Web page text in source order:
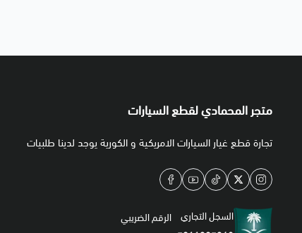
متجر المحمادي لقطع السيارات
تجارة قطع غيار السيارات الامريكية و الكورية يوجد لدينا طلبيات
السجل التجاري
الرقم الضريبي